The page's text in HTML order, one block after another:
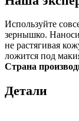
Используйте
зернышко.
не растягивая
ложится под
Страна
Детали